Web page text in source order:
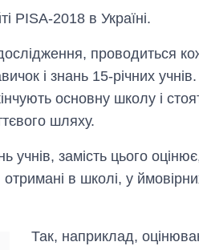
PISA-2018 в Україні.
проводиться
і знань 15-річних
основну школу і
шляху.
замість цього
в школі, у
Так, наприклад,